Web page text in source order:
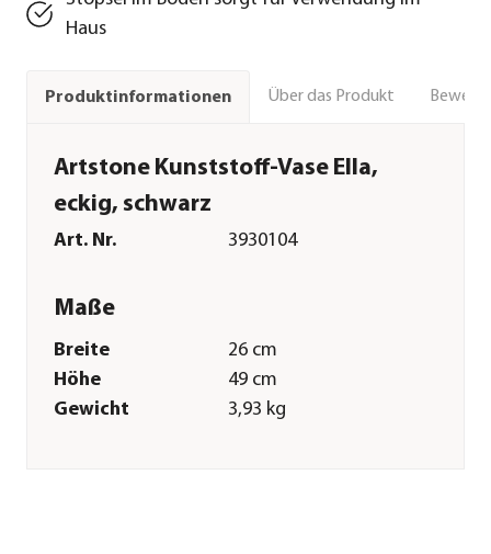
Haus
Produktinformationen Über das Produkt
Artstone Kunststoff-Vase Ella,
eckig, schwarz
Art. Nr. 3930104
Maße
Breite
26 cm
Höhe
49 cm
Gewicht
3,93 kg